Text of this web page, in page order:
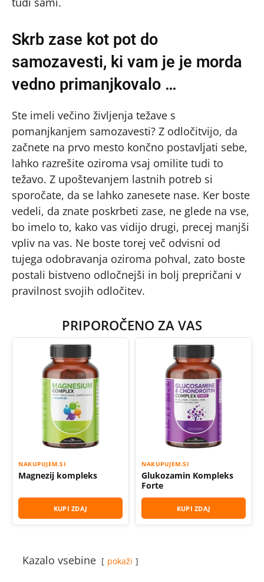
Skrb zase kot pot do
samozavesti, ki vam je je morda
vedno primanjkovalo …
Ste imeli večino življenja težave s
pomanjkanjem samozavesti? Z odločitvijo, da
začnete na prvo mesto končno postavljati sebe,
lahko razrešite oziroma vsaj omilite tudi to
težavo. Z upoštevanjem lastnih potreb si
sporočate, da se lahko zanesete nase. Ker boste
vedeli, da znate poskrbeti zase, ne glede na vse,
bo imelo to, kako vas vidijo drugi, precej manjši
vpliv na vas. Ne boste torej več odvisni od
tujega odobravanja oziroma pohval, zato boste
postali bistveno odločnejši in bolj prepričani v
pravilnost svojih odločitev.
PRIPOROČENO ZA VAS
NAKUPUJEM.SI
Magnezij kompleks
KUPI ZDAJ
NAKUPUJEM.SI
Glukozamin Kompleks
Forte
KUPI ZDAJ
Kazalo vsebine pokaži